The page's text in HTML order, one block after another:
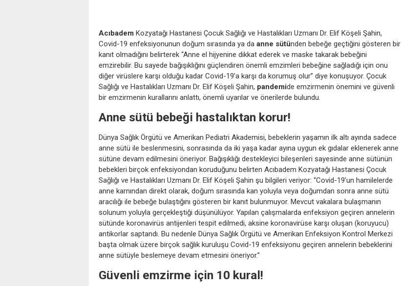
Acıbadem Kozyatağı Hastanesi Çocuk Sağlığı ve Hastalıkları Uzmanı Dr. Elif Köşeli Şahin,
Covid-19 enfeksiyonunun doğum sırasında ya da anne sütünden bebeğe geçtiğini gösteren bir
kanıt olmadığını belirterek “Anne el hijyenine dikkat ederek ve maske takarak bebeğini
emzirebilir. Bu sayede bağışıklığını güçlendiren önemli emzimleri bebeğine sağladığı için onu
diğer virüslere karşı olduğu kadar Covid-19’a karşı da korumuş olur” diye konuşuyor. Çocuk
Sağlığı ve Hastalıkları Uzmanı Dr. Elif Köşeli Şahin, pandemide emzirmenin önemini ve güvenli
bir emzirmenin kurallarını anlattı, önemli uyarılar ve önerilerde bulundu.
Anne sütü bebeği hastalıktan korur!
Dünya Sağlık Örgütü ve Amerikan Pediatri Akademisi, bebeklerin yaşamın ilk altı ayında sadece
anne sütü ile beslenmesini, sonrasında da iki yaşa kadar ayına uygun ek gıdalar eklenerek anne
sütüne devam edilmesini öneriyor. Bağışıklığı destekleyici bileşenleri sayesinde anne sütünün
bebekleri birçok enfeksiyondan koruduğunu belirten Acıbadem Kozyatağı Hastanesi Çocuk
Sağlığı ve Hastalıkları Uzmanı Dr. Elif Köşeli Şahin şu bilgileri veriyor: “Covid-19’un hamilelerde
anne karnından direkt olarak, doğum sırasında kan yoluyla veya doğumdan sonra anne sütü
aracılığı ile bebeğe bulaştığını gösteren bir kanıt bulunmuyor. Mevcut vakalara bulaşmanın
solunum yoluyla gerçekleştiği düşünülüyor. Yapılan çalışmalarda enfeksiyon geçiren annelerin
sütünde koronavirüs antijenleri tespit edilmedi, aksine koronavirüse karşı oluşan (koruyucu)
antikorlar saptandı. Bu nedenle Dünya Sağlık Örgütü ve Amerikan Enfeksiyon Kontrol Merkezi
başta olmak üzere birçok sağlık kuruluşu Covid-19 enfeksiyonu geçiren annelerin bebeklerini
anne sütüyle beslemeye devam etmesini öneriyor.”
Güvenli emzirme için 10 kural!